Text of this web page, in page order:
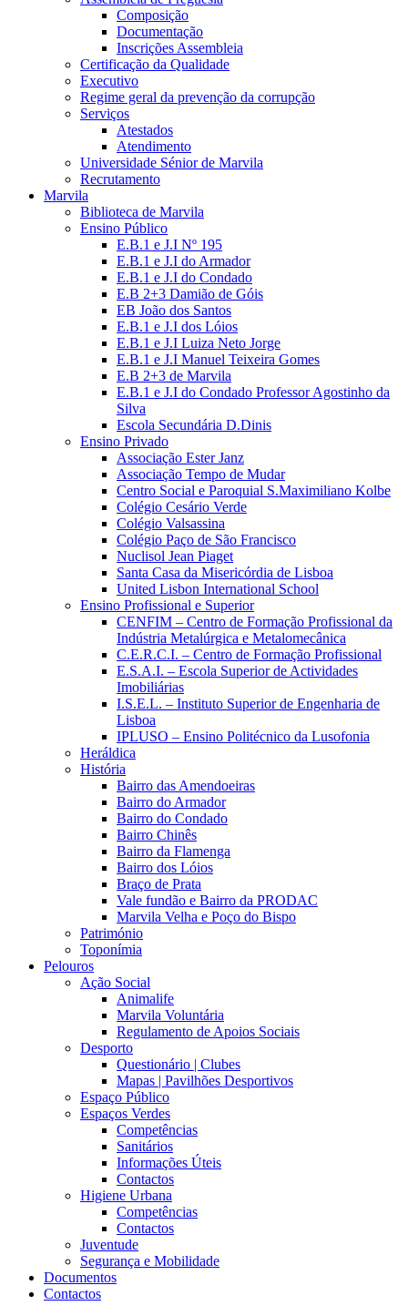
Composição
Documentação
Inscrições Assembleia
Certificação da Qualidade
Executivo
Regime geral da prevenção da corrupção
Serviços
Atestados
Atendimento
Universidade Sénior de Marvila
Recrutamento
Marvila
Biblioteca de Marvila
Ensino Público
E.B.1 e J.I Nº 195
E.B.1 e J.I do Armador
E.B.1 e J.I do Condado
E.B 2+3 Damião de Góis
EB João dos Santos
E.B.1 e J.I dos Lóios
E.B.1 e J.I Luiza Neto Jorge
E.B.1 e J.I Manuel Teixeira Gomes
E.B 2+3 de Marvila
E.B.1 e J.I do Condado Professor Agostinho da
Silva
Escola Secundária D.Dinis
Ensino Privado
Associação Ester Janz
Associação Tempo de Mudar
Centro Social e Paroquial S.Maximiliano Kolbe
Colégio Cesário Verde
Colégio Valsassina
Colégio Paço de São Francisco
Nuclisol Jean Piaget
Santa Casa da Misericórdia de Lisboa
United Lisbon International School
Ensino Profissional e Superior
CENFIM – Centro de Formação Profissional da
Indústria Metalúrgica e Metalomecânica
C.E.R.C.I. – Centro de Formação Profissional
E.S.A.I. – Escola Superior de Actividades
Imobiliárias
I.S.E.L. – Instituto Superior de Engenharia de
Lisboa
IPLUSO – Ensino Politécnico da Lusofonia
Heráldica
História
Bairro das Amendoeiras
Bairro do Armador
Bairro do Condado
Bairro Chinês
Bairro da Flamenga
Bairro dos Lóios
Braço de Prata
Vale fundão e Bairro da PRODAC
Marvila Velha e Poço do Bispo
Património
Toponímia
Pelouros
Ação Social
Animalife
Marvila Voluntária
Regulamento de Apoios Sociais
Desporto
Questionário | Clubes
Mapas | Pavilhões Desportivos
Espaço Público
Espaços Verdes
Competências
Sanitários
Informações Úteis
Contactos
Higiene Urbana
Competências
Contactos
Juventude
Segurança e Mobilidade
Documentos
Contactos